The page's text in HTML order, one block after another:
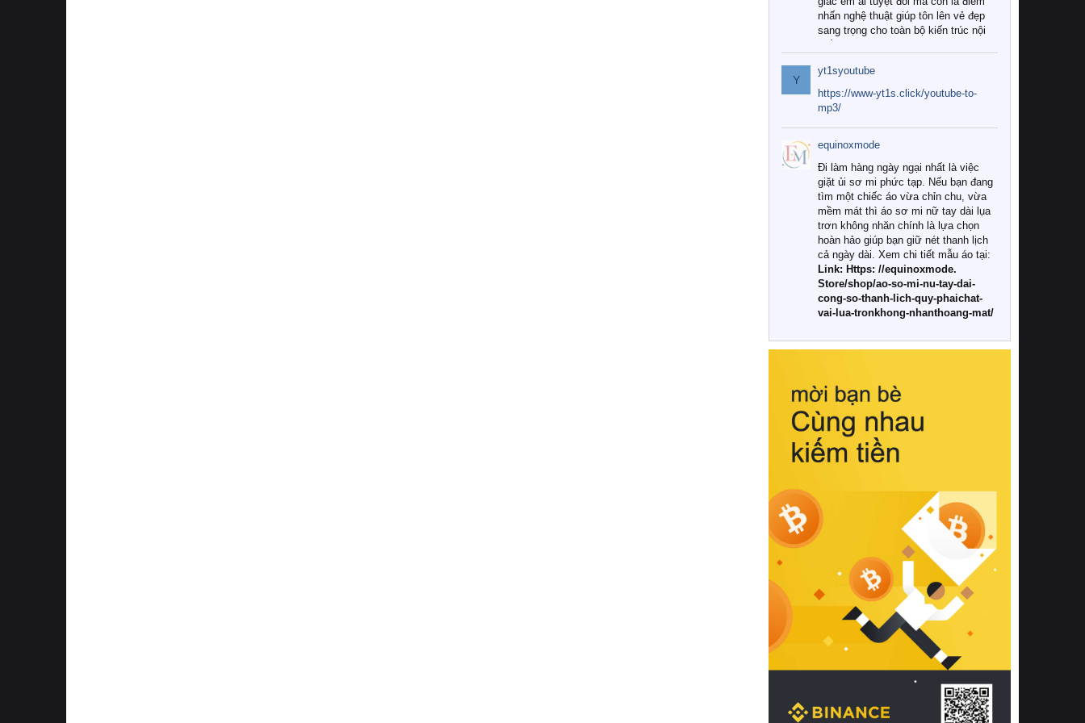
nhấn nghệ thuật giúp tôn lên vẻ đẹp
sang trọng cho toàn bộ kiến trúc nội
Tuy nhiên, giữa thị trường đa dạng
với vô vàn thương hiệu và mẫu mã
như hiện nay, làm thế nào để chọn
được những bộ chăn ga gối đệm cao
cấp thực sự chất lượng, phù hợp với
khí hậu và nhu cầu sử dụng của gia
đình? Hãy cùng chúng tôi đi tìm lời
giải đáp chi tiết qua bài viết dưới đây.
1. Tại sao các gia đình hiện đại lại ưa
chuộng chăn ga gối đệm cao cấp?
Khác với các dòng sản phẩm thông
thường, những bộ chăn ga gối đệm
cao cấp trải qua quy trình sản xuất
nghiêm ngặt từ khâu chọn lọc nguyên
liệu tự nhiên đến công nghệ dệt
nhuộm hiện đại không chứa hóa chất
này, bạn sẽ cảm nhận rõ rệt sự khác
hồi chuẩn xác của phần đệm nâng đỡ
cột sống.
Bên cạnh đó, việc lựa chọn các dòng
sản phẩm đạt chuẩn chất lượng quốc
tế còn giúp ngăn ngừa tình trạng kích
khuẩn và nấm mốc trong điều kiện
thời tiết nóng ẩm. Bạn có thể tìm hiểu
thêm các nghiên cứu khoa học về tác
động của giấc ngủ và môi trường
phòng ngủ đối với sức khỏe con
người tại Sleep Foundation (External
Link) để có cái nhìn toàn diện hơn.
2. Các tiêu chí vàng khi lựa chọn
chăn ga gối đệm cao cấp cho phòng
ngủ
Để sở hữu một bộ chăn ga gối đệm
cao cấp hoàn hảo cả về thẩm mỹ lẫn
công năng, người tiêu dùng cần cân
nhắc kỹ lưỡng các tiêu chí quan trọng
Y
yt1syoutube
https://www-yt1s.click/youtube-to-
mp3/
equinoxmode
Đi làm hàng ngày ngại nhất là việc
giặt ủi sơ mi phức tạp. Nếu bạn đang
tìm một chiếc áo vừa chỉn chu, vừa
mềm mát thì áo sơ mi nữ tay dài lụa
trơn không nhăn chính là lựa chọn
hoàn hảo giúp bạn giữ nét thanh lịch
cả ngày dài. Xem chi tiết mẫu áo tại:
Link: Https: //equinoxmode.
Store/shop/ao-so-mi-nu-tay-dai-
cong-so-thanh-lich-quy-phaichat-
vai-lua-tronkhong-nhanthoang-mat/